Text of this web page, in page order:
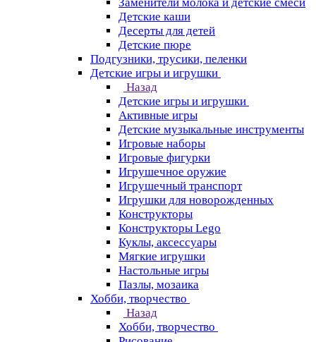
Детские каши
Десерты для детей
Детские пюре
Подгузники, трусики, пеленки
Детские игры и игрушки
Назад
Детские игры и игрушки
Активные игры
Детские музыкальные инструменты
Игровые наборы
Игровые фигурки
Игрушечное оружие
Игрушечный транспорт
Игрушки для новорожденных
Конструкторы
Конструкторы Lego
Куклы, аксессуары
Мягкие игрушки
Настольные игры
Пазлы, мозаика
Хобби, творчество
Назад
Хобби, творчество